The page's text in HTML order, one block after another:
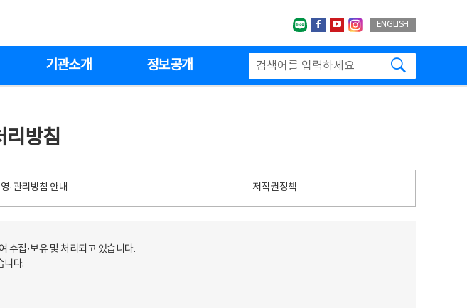
네이버블로그
페이스북
유투브인스타그랩
ENGLISH
기관소개 정보공개
리방침
·관리방침 안내 저작권정책
수집·보유 및 처리되고 있습니다.
니다.